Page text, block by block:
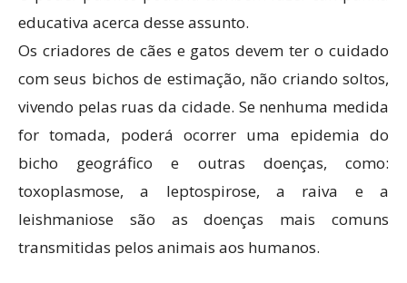
educativa acerca desse assunto.
Os criadores de cães e gatos devem ter o cuidado
com seus bichos de estimação, não criando soltos,
vivendo pelas ruas da cidade. Se nenhuma medida
for tomada, poderá ocorrer uma epidemia do
bicho geográfico e outras doenças, como:
toxoplasmose, a leptospirose, a raiva e a
leishmaniose são as doenças mais comuns
transmitidas pelos animais aos humanos.